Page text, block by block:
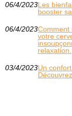
06/4/2023Les
booster
06/4/2023Comment
votre
relaxation.
03/4/2023Un